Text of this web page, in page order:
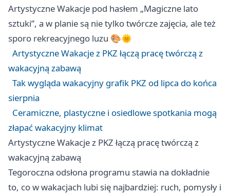
Artystyczne Wakacje pod hasłem „Magiczne lato
sztuki”, a w planie są nie tylko twórcze zajęcia, ale też
sporo rekreacyjnego luzu 🎨🌞
Artystyczne Wakacje z PKZ łączą pracę twórczą z
wakacyjną zabawą
Tak wygląda wakacyjny grafik PKZ od lipca do końca
sierpnia
Ceramiczne, plastyczne i osiedlowe spotkania mogą
złapać wakacyjny klimat
Artystyczne Wakacje z PKZ łączą pracę twórczą z
wakacyjną zabawą
Tegoroczna odsłona programu stawia na dokładnie
to, co w wakacjach lubi się najbardziej: ruch, pomysły i